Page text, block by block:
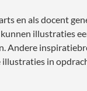
en als docent
illustraties
Andere
illustraties in